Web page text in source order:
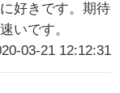
好きです。期待
いです。
03-21 12:12:31